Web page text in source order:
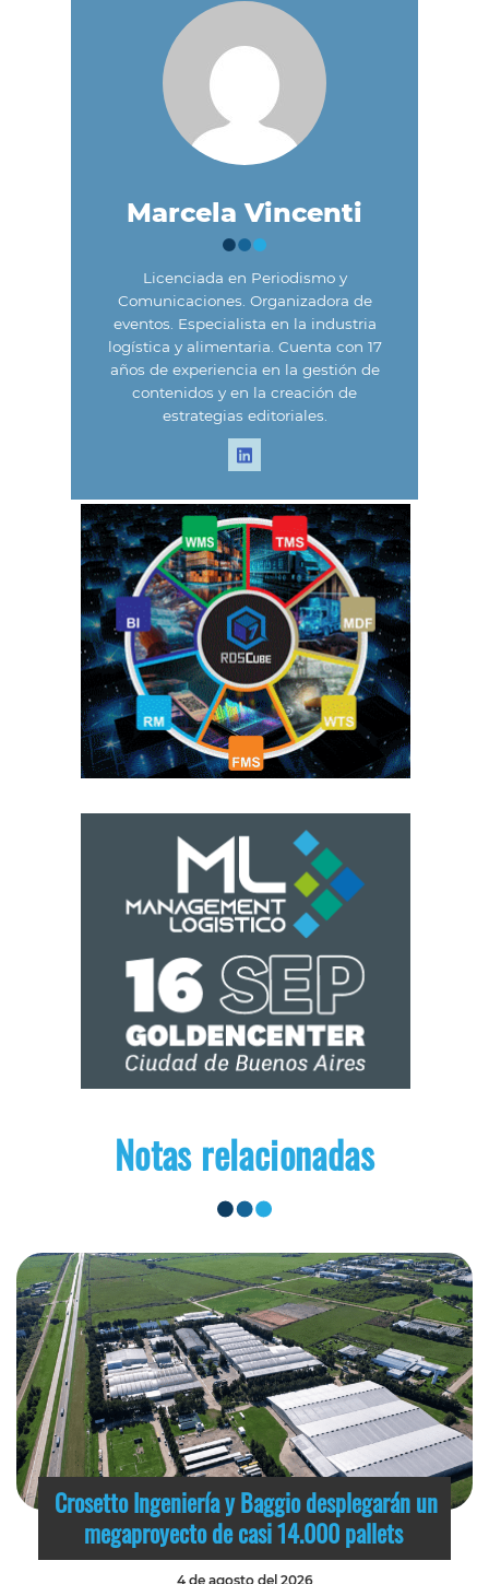
Marcela Vincenti
Licenciada en Periodismo y
Comunicaciones. Organizadora de
eventos. Especialista en la industria
logística y alimentaria. Cuenta con 17
años de experiencia en la gestión de
contenidos y en la creación de
estrategias editoriales.
Notas relacionadas
Crosetto Ingeniería y Baggio desplegarán un
megaproyecto de casi 14.000 pallets
4 de agosto del 2026